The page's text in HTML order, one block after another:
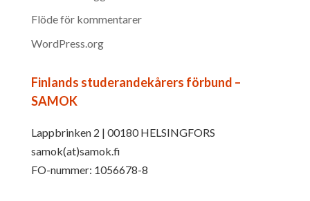
Flöde för kommentarer
WordPress.org
Finlands studerandekårers förbund –
SAMOK
Lappbrinken 2 | 00180 HELSINGFORS
samok(at)samok.fi
FO-nummer: 1056678-8